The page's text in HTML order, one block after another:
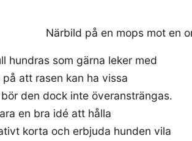
hundras som gärna leker med
att rasen kan ha vissa
den dock inte överansträngas.
en bra idé att hålla
korta och erbjuda hunden vila